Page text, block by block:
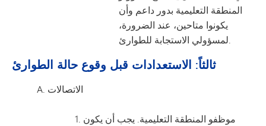
المنطقة التعليمية بدور داعم وأن
يكونوا متاحين، عند الضرورة،
لمسؤولي الاستجابة للطوارئ.
ثالثاً: الاستعدادات قبل وقوع حالة الطوارئ
الاتصالات
موظفو المنطقة التعليمية. يجب أن يكون